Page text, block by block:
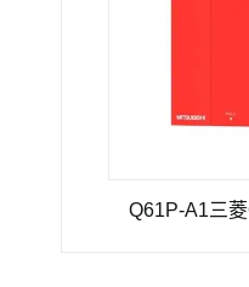
Q61P-A1三菱Q系列